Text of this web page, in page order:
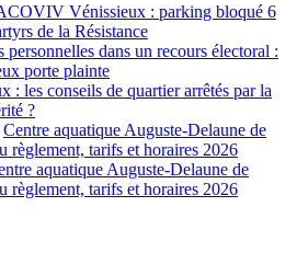
Vénissieux : parking bloqué 6
de la Résistance
personnelles dans un recours électoral :
porte plainte
: les conseils de quartier arrêtés par la
?
Centre aquatique Auguste-Delaune de
règlement, tarifs et horaires 2026
aquatique Auguste-Delaune de
règlement, tarifs et horaires 2026